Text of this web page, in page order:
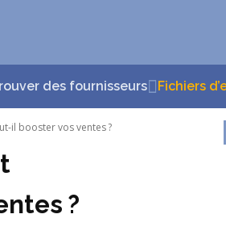
des fournisseurs Fichiers
il booster vos ventes ?
?